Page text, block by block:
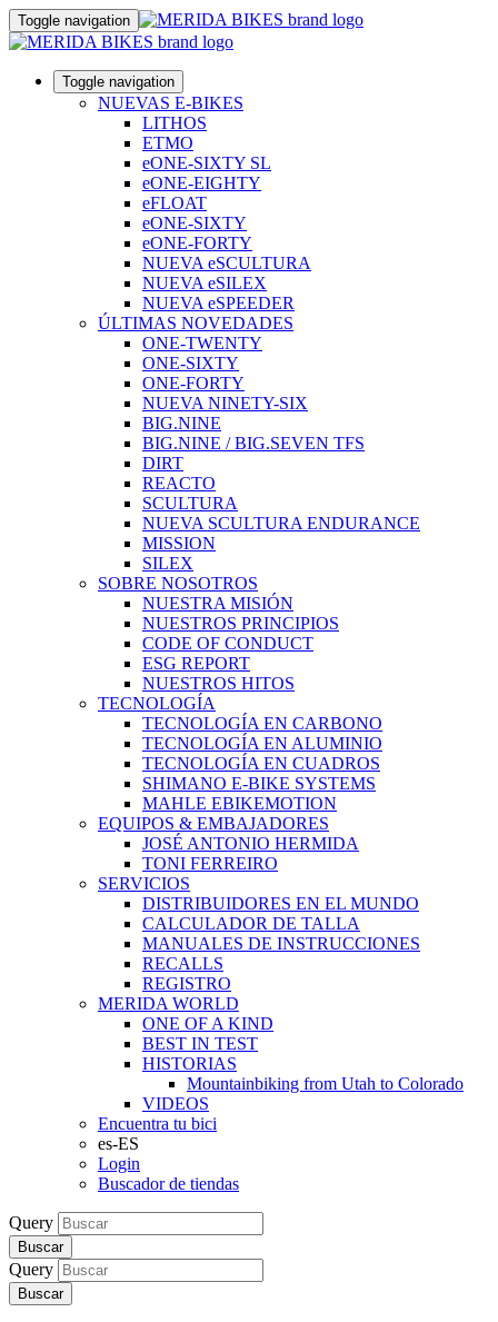
Toggle navigation
Toggle navigation
NUEVAS E-BIKES
LITHOS
ETMO
eONE-SIXTY SL
eONE-EIGHTY
eFLOAT
eONE-SIXTY
eONE-FORTY
NUEVA eSCULTURA
NUEVA eSILEX
NUEVA eSPEEDER
ÚLTIMAS NOVEDADES
ONE-TWENTY
ONE-SIXTY
ONE-FORTY
NUEVA NINETY-SIX
BIG.NINE
BIG.NINE / BIG.SEVEN TFS
DIRT
REACTO
SCULTURA
NUEVA SCULTURA ENDURANCE
MISSION
SILEX
SOBRE NOSOTROS
NUESTRA MISIÓN
NUESTROS PRINCIPIOS
CODE OF CONDUCT
ESG REPORT
NUESTROS HITOS
TECNOLOGÍA
TECNOLOGÍA EN CARBONO
TECNOLOGÍA EN ALUMINIO
TECNOLOGÍA EN CUADROS
SHIMANO E-BIKE SYSTEMS
MAHLE EBIKEMOTION
EQUIPOS & EMBAJADORES
JOSÉ ANTONIO HERMIDA
TONI FERREIRO
SERVICIOS
DISTRIBUIDORES EN EL MUNDO
CALCULADOR DE TALLA
MANUALES DE INSTRUCCIONES
RECALLS
REGISTRO
MERIDA WORLD
ONE OF A KIND
BEST IN TEST
HISTORIAS
Mountainbiking from Utah to Colorado
VIDEOS
Encuentra tu bici
es-ES
Login
Buscador de tiendas
Query
Buscar
Query
Buscar